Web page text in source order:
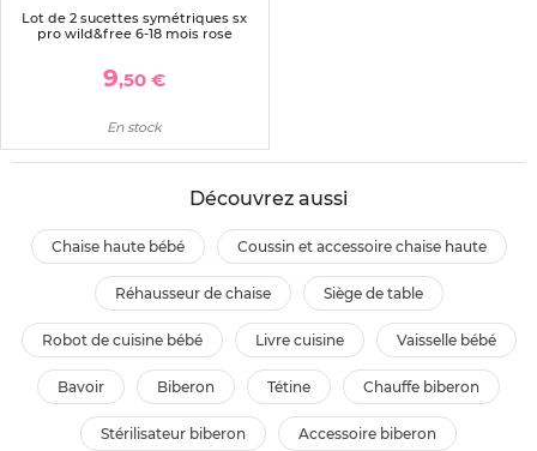
Lot de 2 sucettes symétriques sx
pro wild&free 6-18 mois rose
9,50 €
En stock
Découvrez aussi
chaise haute bébé coussin et accessoire chaise haute
réhausseur de chaise siège de table
robot de cuisine bébé livre cuisine vaisselle bébé
bavoir biberon tétine chauffe biberon
stérilisateur biberon accessoire biberon